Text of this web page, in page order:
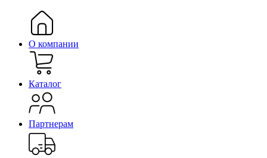
О компании
Каталог
Партнерам